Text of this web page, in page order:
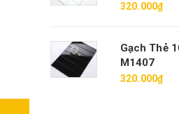
320.000₫
Gạch Thẻ
M1407
320.000₫